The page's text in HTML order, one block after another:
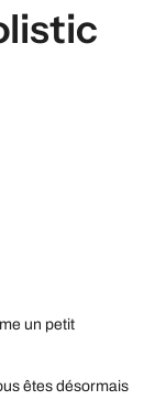
un petit
êtes désormais